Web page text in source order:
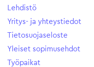
Lehdistö
Yritys- ja yhteystiedot
Tietosuojaseloste
Yleiset sopimusehdot
Työpaikat